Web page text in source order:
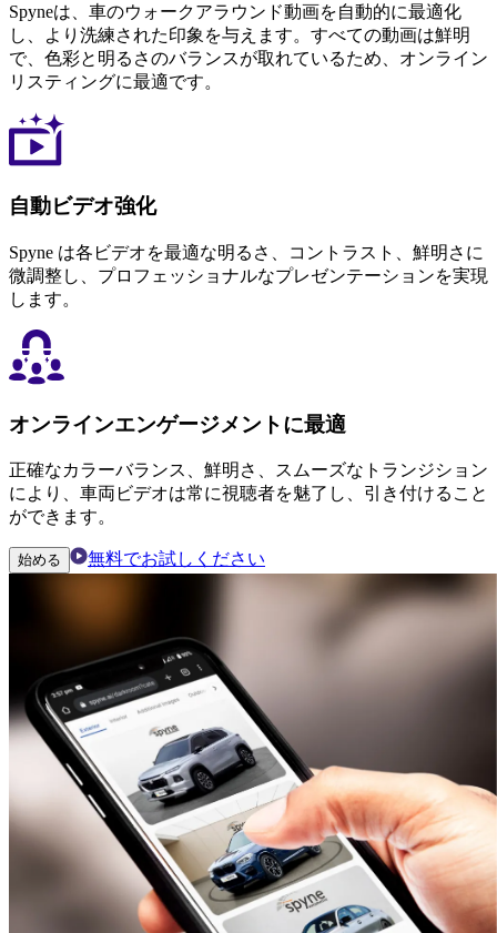
Spyneは、車のウォークアラウンド動画を自動的に最適化
し、より洗練された印象を与えます。すべての動画は鮮明
で、色彩と明るさのバランスが取れているため、オンライン
リスティングに最適です。
自動ビデオ強化
Spyne は各ビデオを最適な明るさ、コントラスト、鮮明さに
微調整し、プロフェッショナルなプレゼンテーションを実現
します。
オンラインエンゲージメントに最適
正確なカラーバランス、鮮明さ、スムーズなトランジション
により、車両ビデオは常に視聴者を魅了し、引き付けること
ができます。
始める 無料でお試しください